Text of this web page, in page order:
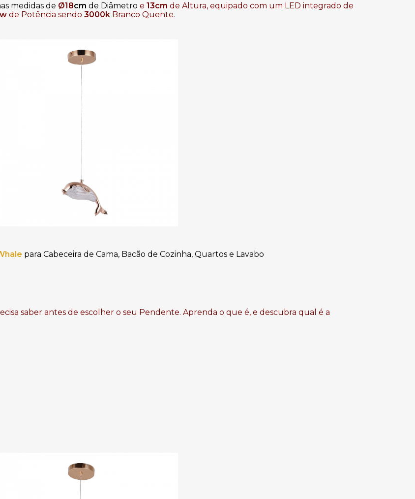
medidas de Ø18cm de Diâmetro e 13cm de Altura, equipado com um LED integrado de
de Potência sendo 3000kBranco Quente.
para Cabeceira de Cama, Bacão de Cozinha, Quartos e Lavabo
saber antes de escolher o seu Pendente. Aprenda o que é, e descubra qual é a